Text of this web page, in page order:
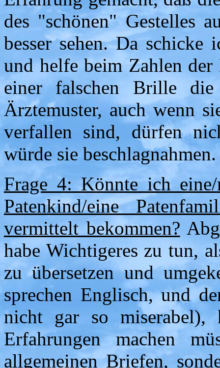
des "schönen" Gestelles
besser sehen. Da
und helfe beim Zahlen
einer falschen Brille
Ärztemuster, auch wenn
verfallen sind, dürfen
würde sie
Frage 4: Könnte ich
Patenkind/eine
vermittelt bekommen?
habe Wichtigeres zu tun,
zu übersetzen und
sprechen Englisch, und
nicht gar so miserabel),
Erfahrungen machen
allgemeinen Briefen,